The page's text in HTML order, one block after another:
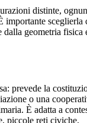
distinte,
importante sceglierla
geometria fisica
prevede la
o una
È adatta a
piccole reti civiche.